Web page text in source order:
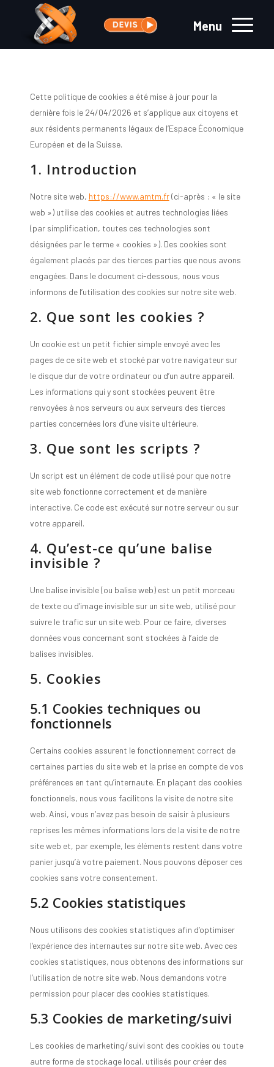
Menu
Cette politique de cookies a été mise à jour pour la
dernière fois le 24/04/2026 et s’applique aux citoyens et
aux résidents permanents légaux de l’Espace Économique
Européen et de la Suisse.
1. Introduction
Notre site web, https://www.amtm.fr(ci-après : « le site
web ») utilise des cookies et autres technologies liées
(par simplification, toutes ces technologies sont
désignées par le terme « cookies »). Des cookies sont
également placés par des tierces parties que nous avons
engagées. Dans le document ci-dessous, nous vous
informons de l’utilisation des cookies sur notre site web.
2. Que sont les cookies ?
Un cookie est un petit fichier simple envoyé avec les
pages de ce site web et stocké par votre navigateur sur
le disque dur de votre ordinateur ou d’un autre appareil.
Les informations qui y sont stockées peuvent être
renvoyées à nos serveurs ou aux serveurs des tierces
parties concernées lors d’une visite ultérieure.
3. Que sont les scripts ?
Un script est un élément de code utilisé pour que notre
site web fonctionne correctement et de manière
interactive. Ce code est exécuté sur notre serveur ou sur
votre appareil.
4. Qu’est-ce qu’une balise
invisible ?
Une balise invisible (ou balise web) est un petit morceau
de texte ou d’image invisible sur un site web, utilisé pour
suivre le trafic sur un site web. Pour ce faire, diverses
données vous concernant sont stockées à l’aide de
balises invisibles.
5. Cookies
5.1 Cookies techniques ou
fonctionnels
Certains cookies assurent le fonctionnement correct de
certaines parties du site web et la prise en compte de vos
préférences en tant qu’internaute. En plaçant des cookies
fonctionnels, nous vous facilitons la visite de notre site
web. Ainsi, vous n’avez pas besoin de saisir à plusieurs
reprises les mêmes informations lors de la visite de notre
site web et, par exemple, les éléments restent dans votre
panier jusqu’à votre paiement. Nous pouvons déposer ces
cookies sans votre consentement.
5.2 Cookies statistiques
Nous utilisons des cookies statistiques afin d’optimiser
l’expérience des internautes sur notre site web. Avec ces
cookies statistiques, nous obtenons des informations sur
l’utilisation de notre site web. Nous demandons votre
permission pour placer des cookies statistiques.
5.3 Cookies de marketing/suivi
Les cookies de marketing/suivi sont des cookies ou toute
autre forme de stockage local, utilisés pour créer des